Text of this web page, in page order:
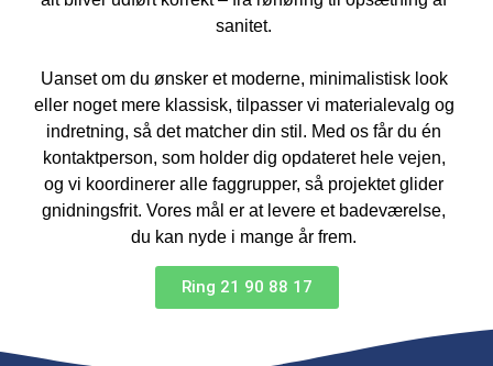
sanitet.
Uanset om du ønsker et moderne, minimalistisk look
eller noget mere klassisk, tilpasser vi materialevalg og
indretning, så det matcher din stil. Med os får du én
kontaktperson, som holder dig opdateret hele vejen,
og vi koordinerer alle faggrupper, så projektet glider
gnidningsfrit. Vores mål er at levere et badeværelse,
du kan nyde i mange år frem.
Ring 21 90 88 17